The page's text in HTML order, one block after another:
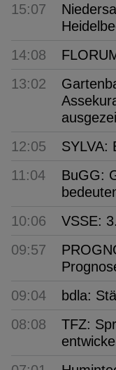
15:07
14:08
13:02
12:05
SYLVA:
11:04
BuGG:
10:06
VSSE:
09:57
09:04
bdla:
08:08
TFZ: